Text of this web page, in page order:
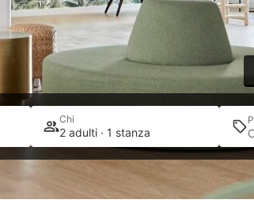
Chi
2 adulti · 1 stanza